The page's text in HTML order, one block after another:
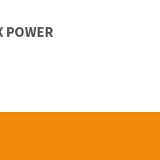
POWER